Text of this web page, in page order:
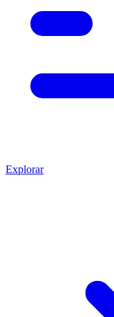
Explorar